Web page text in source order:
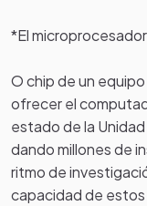
*El microprocesador
O chip de un
ofrecer el
estado de la
dando millones de
ritmo de
capacidad de estos